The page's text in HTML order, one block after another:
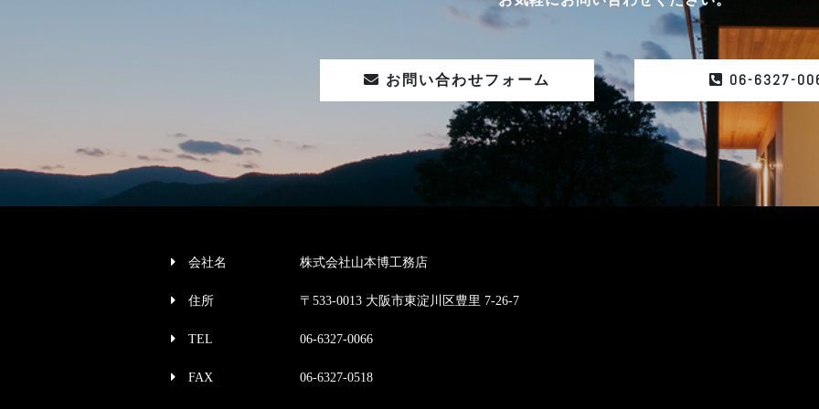
お問い合わせフォーム 06-6327-
会社名 株式会社山本博工務店
住所 〒533-0013 大阪市東淀川区豊里 7-26-7
TEL 06-6327-0066
FAX 06-6327-0518